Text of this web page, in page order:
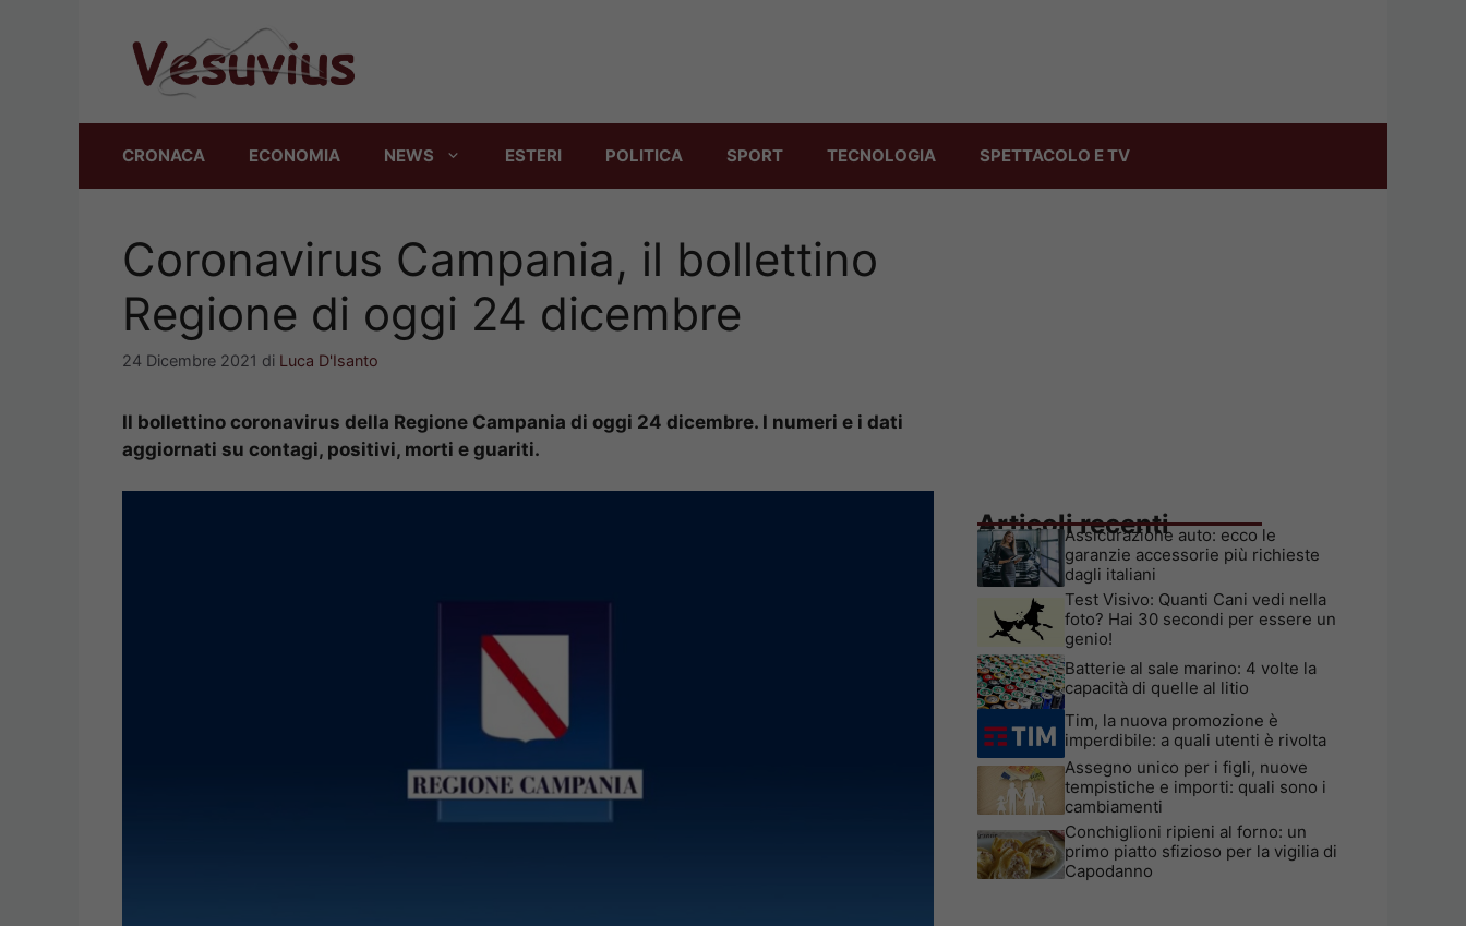
CRONACA ECONOMIA NEWS ESTERI POLITICA SPORT TECNOLOGIA SPETTACOLO E TV
Coronavirus Campania, il bollettino
Regione di oggi 24 dicembre
24 Dicembre 2021 di Luca D'Isanto
Il bollettino coronavirus della Regione Campania di oggi 24 dicembre. I numeri e i dati
aggiornati su contagi, positivi, morti e guariti.
Articoli recenti
Assicurazione auto: ecco le
garanzie accessorie più richieste
dagli italiani
Test Visivo: Quanti Cani vedi nella
foto? Hai 30 secondi per essere un
genio!
Batterie al sale marino: 4 volte la
capacità di quelle al litio
Tim, la nuova promozione è
imperdibile: a quali utenti è rivolta
Assegno unico per i figli, nuove
tempistiche e importi: quali sono i
cambiamenti
Conchiglioni ripieni al forno: un
primo piatto sfizioso per la vigilia di
Capodanno